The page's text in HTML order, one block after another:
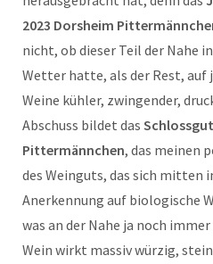
2023 Dorsheim
nicht, ob dieser Teil der Nahe
Wetter hatte, als der Rest, auf
Weine kühler, zwingender,
Abschuss bildet das
Pittermännchen, das meinen
des Weinguts, das sich mitten
Anerkennung auf biologische
was an der Nahe ja noch
Wein wirkt massiv würzig,